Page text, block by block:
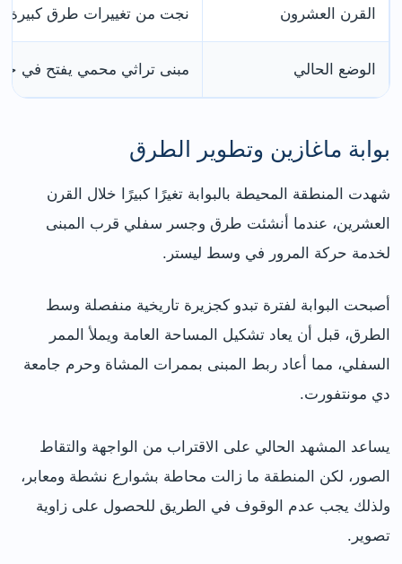
القرن العشرون نجت من تغييرات طرق كبيرة
الوضع الحالي مبنى تراثي محمي يفتح في
بوابة ماغازين وتطوير الطرق
شهدت المنطقة المحيطة بالبوابة تغيرًا كبيرًا خلال القرن
العشرين، عندما أنشئت طرق وجسر سفلي قرب المبنى
لخدمة حركة المرور في وسط ليستر.
أصبحت البوابة لفترة تبدو كجزيرة تاريخية منفصلة وسط
الطرق، قبل أن يعاد تشكيل المساحة العامة ويملأ الممر
السفلي، مما أعاد ربط المبنى بممرات المشاة وحرم جامعة
دي مونتفورت.
يساعد المشهد الحالي على الاقتراب من الواجهة والتقاط
الصور، لكن المنطقة ما زالت محاطة بشوارع نشطة ومعابر،
ولذلك يجب عدم الوقوف في الطريق للحصول على زاوية
تصوير.